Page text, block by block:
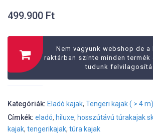
499.900 Ft
Nem vagyunk webshop de a
raktárban szinte minden termék
tudunk
Kategóriák: Eladó kajak, Tengeri kajak ( > 4 m)
Címkék: eladó, hiluxe, hosszútávú túrakajak
kajak, tengerikajak, túra kajak